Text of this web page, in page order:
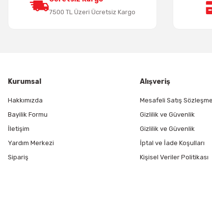
7500 TL Üzeri Ücretsiz Kargo
Kurumsal
Hakkımızda
Bayilik Formu
İletişim
Yardım Merkezi
Sipariş
Alışveriş
Mesafeli Satış
Gizlilik ve Güvenlik
Gizlilik ve Güvenlik
İptal ve İade Koşulları
Kişisel Veriler Politikası